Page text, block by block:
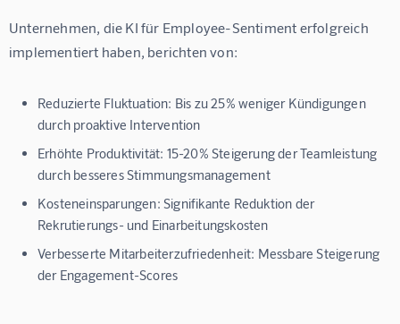
Unternehmen, die KI für Employee-Sentiment erfolgreich
implementiert haben, berichten von:
Reduzierte Fluktuation: Bis zu 25% weniger Kündigungen
durch proaktive Intervention
Erhöhte Produktivität: 15-20% Steigerung der Teamleistung
durch besseres Stimmungsmanagement
Kosteneinsparungen: Signifikante Reduktion der
Rekrutierungs- und Einarbeitungskosten
Verbesserte Mitarbeiterzufriedenheit: Messbare Steigerung
der Engagement-Scores